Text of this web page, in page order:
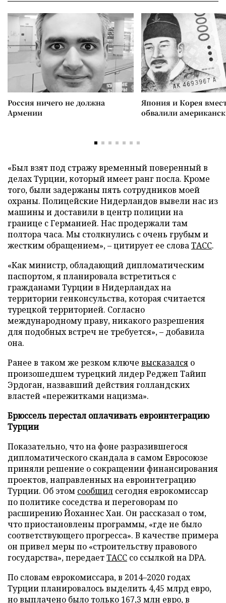
Россия ничего не должна
Армении
Япония и Корея
обвалили
«Был взят под стражу временный поверенный в
делах Турции, который имеет ранг посла. Кроме
того, были задержаны пять сотрудников моей
охраны. Полицейские Нидерландов вывели нас из
машины и доставили в центр полиции на
границе с Германией. Нас продержали там
полтора часа. Мы столкнулись с очень грубым и
жестким обращением», – цитирует ее словаТАСС.
«Как министр, обладающий дипломатическим
паспортом, я планировала встретиться с
гражданами Турции в Нидерландах на
территории генконсульства, которая считается
турецкой территорией. Согласно
международному праву, никакого разрешения
для подобных встреч не требуется», – добавила
она.
Ранее в таком же резком ключе высказался о
произошедшем турецкий лидер Реджеп Тайип
Эрдоган, назвавший действия голландских
властей «пережитками нацизма».
Брюссель перестал оплачивать евроинтеграцию
Турции
Показательно, что на фоне разразившегося
дипломатического скандала в самом Евросоюзе
приняли решение о сокращении финансирования
проектов, направленных на евроинтеграцию
Турции. Об этом сообщил сегодня еврокомиссар
по политике соседства и переговорам по
расширению Йоханнес Хан. Он рассказал о том,
что приостановлены программы, «где не было
соответствующего прогресса». В качестве примера
он привел меры по «строительству правового
государства», передаетТАСС со ссылкой на DPA.
По словам еврокомиссара, в 2014–2020 годах
Турции планировалось выделить 4,45 млрд евро,
но выплачено было только 167,3 млн евро, в